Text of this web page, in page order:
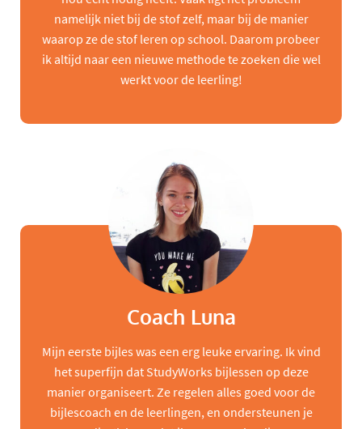
namelijk niet bij de stof zelf, maar bij de manier
waarop ze de stof leren op school. Daarom probeer
ik altijd naar een nieuwe methode te zoeken die wel
werkt voor de leerling!
Coach Luna
Mijn eerste bijles was een erg leuke ervaring. Ik vind
het superfijn dat StudyWorks bijlessen op deze
manier organiseert. Ze regelen alles goed voor de
bijlescoach en de leerlingen, en ondersteunen je